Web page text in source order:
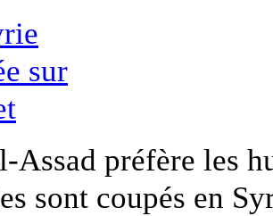
Assad préfère les
sont coupés en